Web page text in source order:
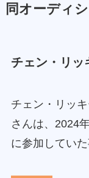
同オーディ
チェン・リッ
チェン・リッ
さんは、2024
に参加してい